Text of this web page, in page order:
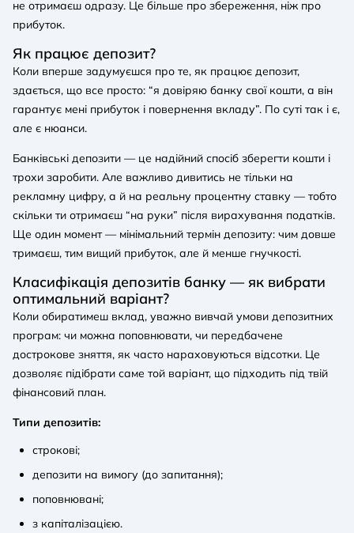
не отримаєш одразу. Це більше про збереження, ніж про
прибуток.
Як працює депозит?
Коли вперше задумуєшся про те, як працює депозит,
здається, що все просто: “я довіряю банку свої кошти, а він
гарантує мені прибуток і повернення вкладу”. По суті так і є,
але є нюанси.
Банківські депозити — це надійний спосіб зберегти кошти і
трохи заробити. Але важливо дивитись не тільки на
рекламну цифру, а й на реальну процентну ставку — тобто
скільки ти отримаєш “на руки” після вирахування податків.
Ще один момент — мінімальний термін депозиту: чим довше
тримаєш, тим вищий прибуток, але й менше гнучкості.
Класифікація депозитів банку — як вибрати
оптимальний варіант?
Коли обиратимеш вклад, уважно вивчай умови депозитних
програм: чи можна поповнювати, чи передбачене
дострокове зняття, як часто нараховуються відсотки. Це
дозволяє підібрати саме той варіант, що підходить під твій
фінансовий план.
Типи депозитів:
строкові;
депозити на вимогу (до запитання);
поповнювані;
з капіталізацією.